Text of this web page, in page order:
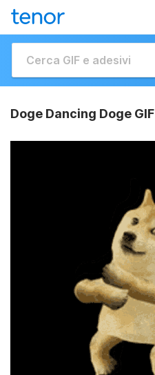
Doge Dancing Doge GIF